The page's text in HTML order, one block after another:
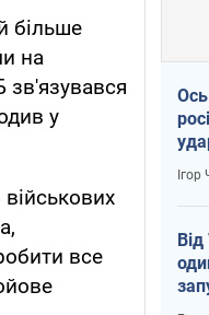
більше
на
зв'язувався
у
все